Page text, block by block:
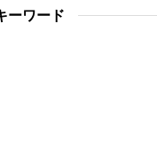
ーワード